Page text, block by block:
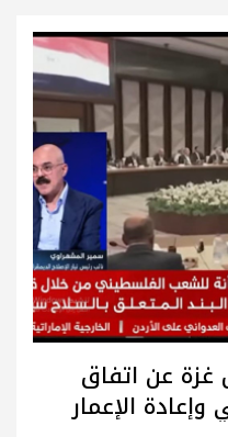
عن اتفاق
وإعادة الإعمار